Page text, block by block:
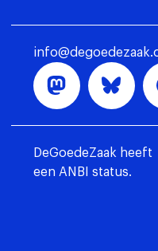
DeGoedeZaak heeft
een ANBI status.